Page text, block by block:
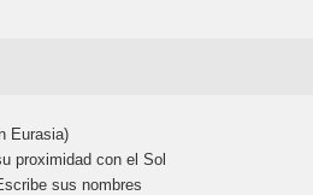
Eurasia)
proximidad con el Sol
sus nombres